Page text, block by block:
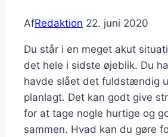
AfRedaktion 22. juni 2020
Du står i en meget akut
det hele i sidste øjeblik. Du
havde slået det fuldstændig
planlagt. Det kan godt give
for at tage nogle hurtige og
sammen. Hvad kan du gøre